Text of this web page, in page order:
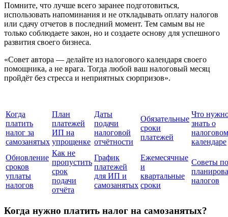
Помните, что лучше всего заранее подготовиться,
использовать напоминания и не откладывать оплату налогов
или сдачу отчетов в последний момент. Тем самым вы не
только соблюдаете закон, но и создаете основу для успешного
развития своего бизнеса.
«Совет автора — делайте из налогового календаря своего
помощника, а не врага. Тогда любой ваш налоговый месяц
пройдёт без стресса и неприятных сюрпризов».
Когда
платить
налог за
самозанятых
План
платежей
ИП на
упрощенке
Даты
подачи
налоговой
отчётности
Обязательные
сроки
платежей
Что
знать о
налоговом
календаре
Обновление
сроков
уплаты
налогов
Как не
пропустить
срок
подачи
отчёта
График
платежей
для ИП и
самозанятых
Ежемесячные
и
квартальные
сроки
Советы по
налогов
Когда нужно платить налог на самозанятых?